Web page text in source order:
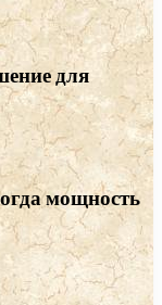
для
мощность